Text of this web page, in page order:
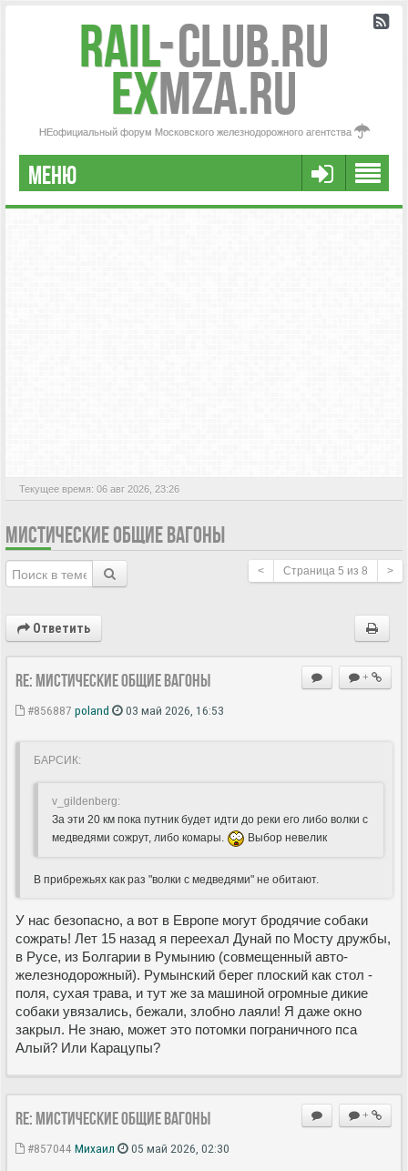
Rail-Club.RU
exMZA.RU
НЕофициальный форум Московского железнодорожного агентства
МЕНЮ
РЕГИСТРАЦИЯ
Текущее время: 06 авг 2026, 23:26
МИСТИЧЕСКИЕ ОБЩИЕ ВАГОНЫ
< Страница 5 из 8 >
Ответить
+
Re: Мистические ОБЩИЕ вагоны
#856887 poland 03 май 2026, 16:53
БАРСИК:
v_gildenberg:
За эти 20 км пока путник будет идти до реки его либо волки с
медведями сожрут, либо комары.
Выбор невелик
В прибрежьях как раз "волки с медведями" не обитают.
У нас безопасно, а вот в Европе могут бродячие собаки
сожрать! Лет 15 назад я переехал Дунай по Мосту дружбы,
в Русе, из Болгарии в Румынию (совмещенный авто-
железнодорожный). Румынский берег плоский как стол -
поля, сухая трава, и тут же за машиной огромные дикие
собаки увязались, бежали, злобно лаяли! Я даже окно
закрыл. Не знаю, может это потомки пограничного пса
Алый? Или Карацупы?
+
Re: Мистические ОБЩИЕ вагоны
#857044 Михаил 05 май 2026, 02:30